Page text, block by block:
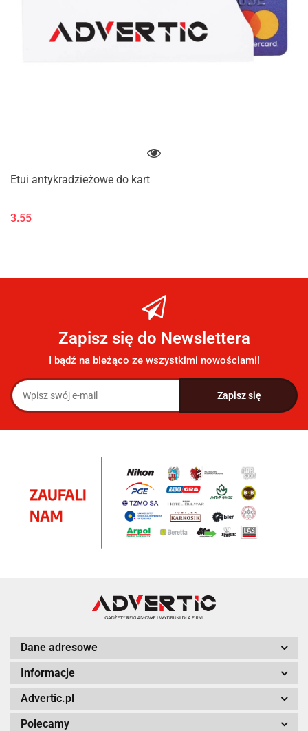
Etui antykradzieżowe do kart
3.55
Zapisz się do Newslettera
I bądź na bieżąco ze wszystkimi nowościami!
Dane adresowe
Informacje
Advertic.pl
Polecamy